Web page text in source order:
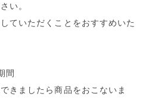
い。
ていただくことをおすすめいた
間
きましたら商品をおこないま